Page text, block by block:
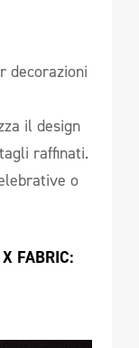
decorazioni
il design
raffinati.
o
FABRIC: